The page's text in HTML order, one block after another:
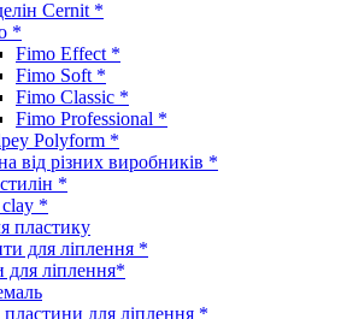
Cernit *
*
Fimo Effect *
Fimo Soft *
Fimo Classic *
Fimo Professional *
Polyform *
від різних виробників *
*
clay *
пластику
для ліплення *
для ліплення*
пластини для ліплення *